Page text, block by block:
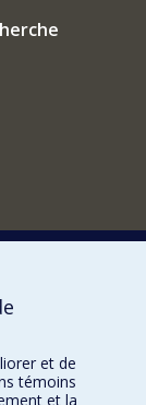
et de
témoins
et la